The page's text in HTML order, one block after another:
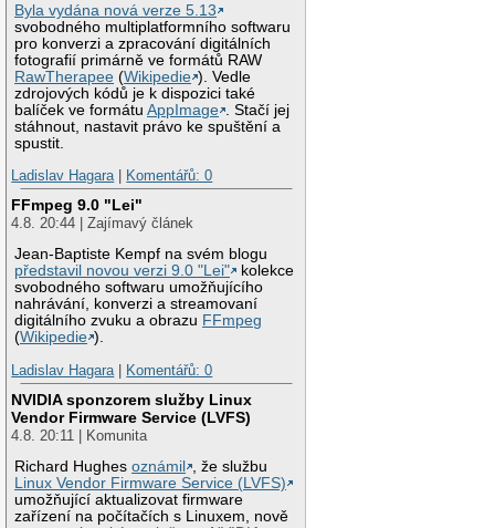
Byla vydána nová verze 5.13
svobodného multiplatformního softwaru
pro konverzi a zpracování digitálních
fotografií primárně ve formátů RAW
RawTherapee (Wikipedie ). Vedle
zdrojových kódů je k dispozici také
balíček ve formátuAppImage
. Stačí jej
stáhnout, nastavit právo ke spuštění a
spustit.
Ladislav Hagara| Komentářů: 0
FFmpeg 9.0 "Lei"
4.8. 20:44 | Zajímavý článek
Jean-Baptiste Kempf na svém blogu
představil novou verzi 9.0 "Lei"
kolekce
svobodného softwaru umožňujícího
nahrávání, konverzi a streamovaní
digitálního zvuku a obrazu FFmpeg
(Wikipedie ).
Ladislav Hagara| Komentářů: 0
NVIDIA sponzorem služby Linux
Vendor Firmware Service (LVFS)
4.8. 20:11 | Komunita
Richard Hughesoznámil
, že službu
Linux Vendor Firmware Service (LVFS)
umožňující aktualizovat firmware
zařízení na počítačích s Linuxem, nově